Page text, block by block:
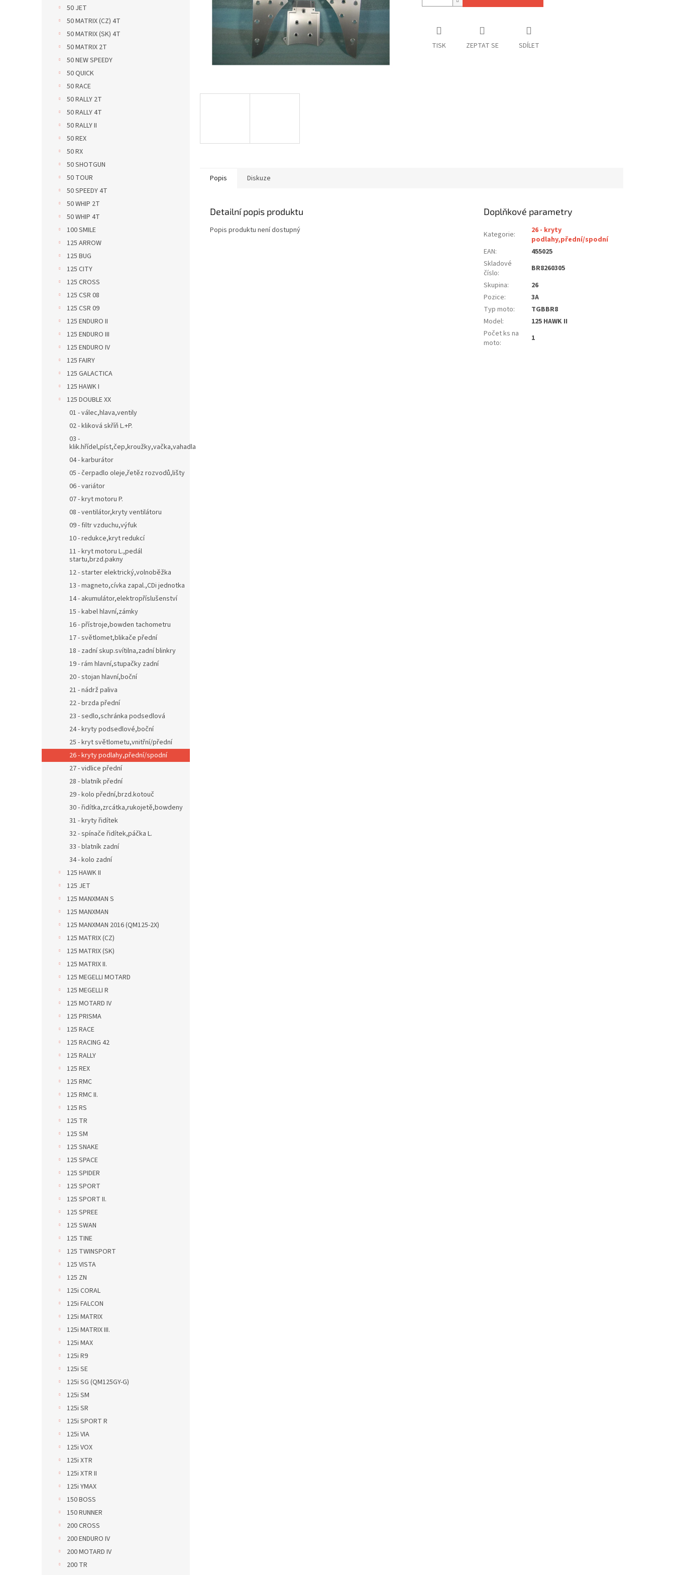
50 JET
50 MATRIX (CZ) 4T
50 MATRIX (SK) 4T
50 MATRIX 2T
50 NEW SPEEDY
50 QUICK
50 RACE
50 RALLY 2T
50 RALLY 4T
50 RALLY II
50 REX
50 RX
50 SHOTGUN
50 TOUR
50 SPEEDY 4T
50 WHIP 2T
50 WHIP 4T
100 SMILE
125 ARROW
125 BUG
125 CITY
125 CROSS
125 CSR 08
125 CSR 09
125 ENDURO II
125 ENDURO III
125 ENDURO IV
125 FAIRY
125 GALACTICA
125 HAWK I
125 DOUBLE XX
01 - válec,hlava,ventily
02 - kliková skříň L.+P.
03 -
klik.hřídel,píst,čep,kroužky,vačka,vahadla
04 - karburátor
05 - čerpadlo oleje,řetěz rozvodů,lišty
06 - variátor
07 - kryt motoru P.
08 - ventilátor,kryty ventilátoru
09 - filtr vzduchu,výfuk
10 - redukce,kryt redukcí
11 - kryt motoru L.,pedál
startu,brzd.pakny
12 - starter elektrický,volnoběžka
13 - magneto,cívka zapal.,CDi jednotka
14 - akumulátor,elektropříslušenství
15 - kabel hlavní,zámky
16 - přístroje,bowden tachometru
17 - světlomet,blikače přední
18 - zadní skup.svítilna,zadní blinkry
19 - rám hlavní,stupačky zadní
20 - stojan hlavní,boční
21 - nádrž paliva
22 - brzda přední
23 - sedlo,schránka podsedlová
24 - kryty podsedlové,boční
25 - kryt světlometu,vnitřní/přední
26 - kryty podlahy,přední/spodní
27 - vidlice přední
28 - blatník přední
29 - kolo přední,brzd.kotouč
30 - řidítka,zrcátka,rukojetě,bowdeny
31 - kryty řidítek
32 - spínače řidítek,páčka L.
33 - blatník zadní
34 - kolo zadní
125 HAWK II
125 JET
125 MANXMAN S
125 MANXMAN
125 MANXMAN 2016 (QM125-2X)
125 MATRIX (CZ)
125 MATRIX (SK)
125 MATRIX II.
125 MEGELLI MOTARD
125 MEGELLI R
125 MOTARD IV
125 PRISMA
125 RACE
125 RACING 42
125 RALLY
125 REX
125 RMC
125 RMC II.
125 RS
125 TR
125 SM
125 SNAKE
125 SPACE
125 SPIDER
125 SPORT
125 SPORT II.
125 SPREE
125 SWAN
125 TINE
125 TWINSPORT
125 VISTA
125 ZN
125i CORAL
125i FALCON
125i MATRIX
125i MATRIX III.
125i MAX
125i R9
125i SE
125i SG (QM125GY-G)
125i SM
125i SR
125i SPORT R
125i VIA
125i VOX
125i XTR
125i XTR II
125i YMAX
150 BOSS
150 RUNNER
200 CROSS
200 ENDURO IV
200 MOTARD IV
200 TR
TISK ZEPTAT SE SDÍLET
Popis Diskuze
Detailní popis produktu
Popis produktu není dostupný
Doplňkové parametry
Kategorie:
26 - kryty
podlahy,přední/spodní
EAN:
455025
Skladové
číslo:
BR8260305
Skupina:
26
Pozice:
3A
Typ moto:
TGBBR8
Model:
125 HAWK II
Počet ks na
moto: 1